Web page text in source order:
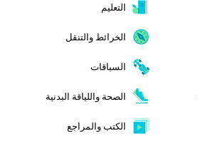
التعليم
الخرائط والتنقل
السباقات
الصحة واللياقة البدنية
الكتب والمراجع